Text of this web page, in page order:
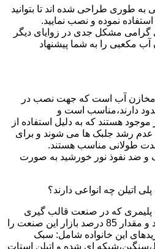
به طوری طراحی شده اند تا بتوانید
استفاده نموده و نصب نمایید.
مشکل جدی در زوایای دیگر
آب مکعبی را به شما پیشنهاد
مخازن آب است که جهت نصب در
دارند،مناسب است و
هستند که به دلیل استفاده از
عدم رشد جلبک ها می شوند و برای
طولانی مناسب هستند.
و ضد نفوذ نور خورشید به صورت
اتیلن چه انواعی دارند؟
پلیمری که در صنعت قالب گیری
دورانی از آن استفاده می شود و مقدار 85 درصد بازار این صنعت را
این خانواده شامل: سبک
ای شده و اتیلن استات